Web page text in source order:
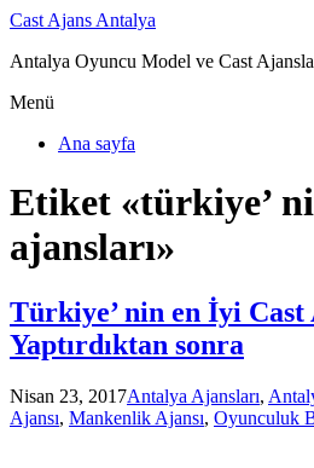
Cast Ajans Antalya
Antalya Oyuncu Model ve Cast
Menü
Ana sayfa
Etiket «türkiye’
ajansları»
Türkiye’ nin en İyi Cast
Yaptırdıktan sonra
Nisan 23, 2017Antalya Ajansları,
Ajansı, Mankenlik Ajansı, Oyunculuk